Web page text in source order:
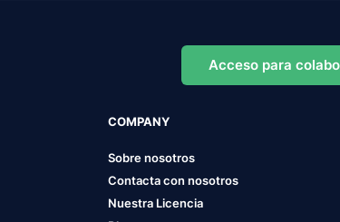
Acceso para
COMPANY
Sobre nosotros
Contacta con nosotros
Nuestra Licencia